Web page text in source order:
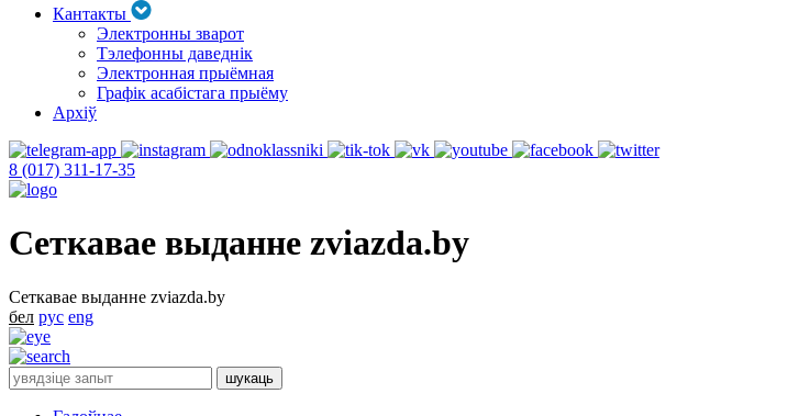
Кантакты
Электронны зварот
Тэлефонны даведнік
Электронная прыёмная
Графік асабістага прыёму
Архіў
8 (017) 311-17-35
Сеткавае выданне zviazda.by
Сеткавае выданне zviazda.by
бел рус eng